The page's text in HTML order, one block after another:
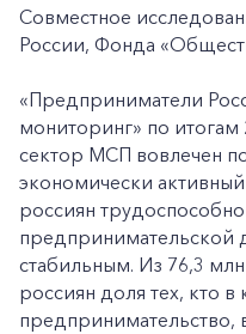
Совместное
России, Фонда
«Предприниматели
мониторинг» по итогам
сектор МСП вовлечен
экономически
россиян
предпринимательской
стабильным. Из 76,3
россиян доля тех, кто
предпринимательство,